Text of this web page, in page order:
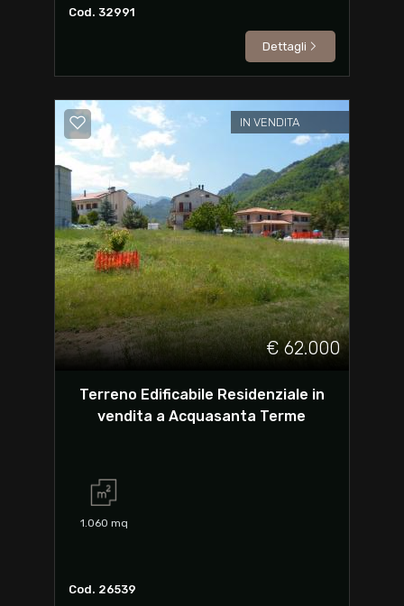
Cod. 32991
Dettagli
IN VENDITA
€ 62.000
Terreno Edificabile Residenziale in
vendita a Acquasanta Terme
1.060 mq
Cod. 26539